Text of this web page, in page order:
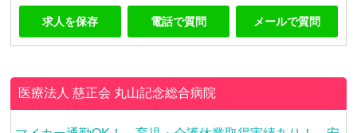
求人を保存 電話で質問 メールで質問
医療法人 慈正会 丸山記念総合病院